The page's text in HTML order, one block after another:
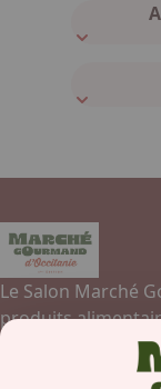
Le Salon Marché
produits
Parc des